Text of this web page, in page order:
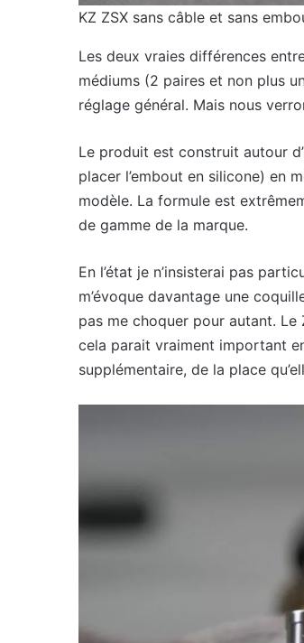
KZ ZSX sans câble et sans
Les deux vraies différences
médiums (2 paires et non plus
réglage général. Mais nous
Le produit est construit autour
placer l’embout en silicone) en
modèle. La formule est
de gamme de la marque.
En l’état je n’insisterai pas
m’évoque davantage une
pas me choquer pour autant.
cela parait vraiment important
supplémentaire, de la place